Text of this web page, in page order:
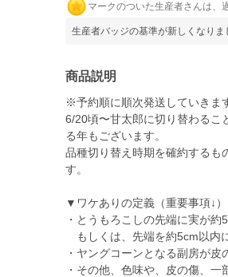
マークのついた生産者さんは、
生産者バッジの基準が新しくなりま
商品説明
※予約順に順次発送していきま
6/20頃〜甘太郎に切り替わるこ
る年もございます。
品種切り替え時期を確約するも
す。
▼ワケありの定義（重要事項↓）
・とうもろこしの先端に実が約
もしくは、先端を約5cm以内
・ヤングコーンとなる副房が皮
・その他、色味や、皮の傷、一